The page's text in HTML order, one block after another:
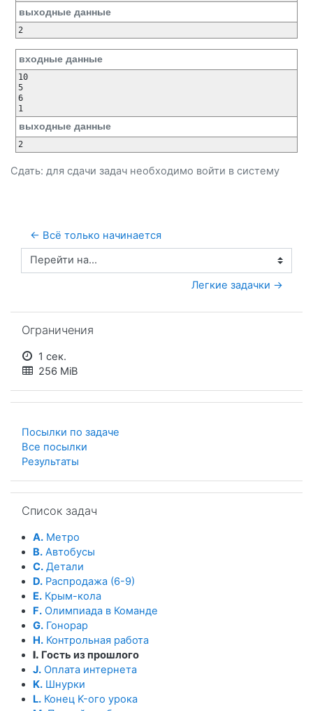
выходные данные
2
входные данные
10
5
6
1
выходные данные
2
Сдать: для сдачи задач необходимо войти в систему
← Всё только начинается
Перейти на...
Легкие задачки →
Ограничения
1 сек.
256 MiB
Посылки по задаче
Все посылки
Результаты
Список задач
A. Метро
B. Автобусы
C. Детали
D. Распродажа (6-9)
E. Крым-кола
F. Олимпиада в Команде
G. Гонорар
H. Контрольная работа
I. Гость из прошлого
J. Оплата интернета
K. Шнурки
L. Конец K-ого урока